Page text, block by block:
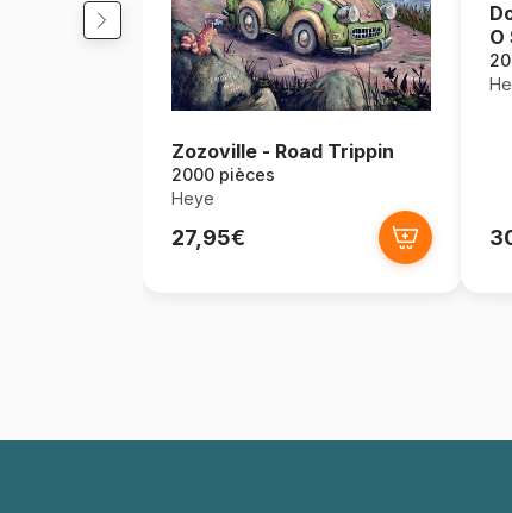
Zozoville - Road Trippin
2000 pièces
Heye
27,95€
O